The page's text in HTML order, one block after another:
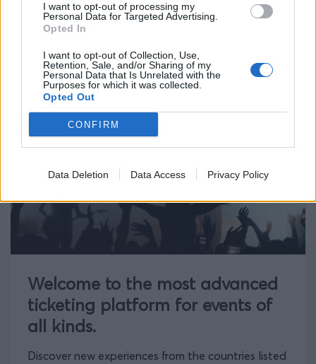
I want to opt-out of processing my
Personal Data for Targeted Advertising.
Opted In
I want to opt-out of Collection, Use,
Retention, Sale, and/or Sharing of my
Personal Data that Is Unrelated with the
Purposes for which it was collected.
Opted Out
CONFIRM
Data Deletion Data Access Privacy Policy